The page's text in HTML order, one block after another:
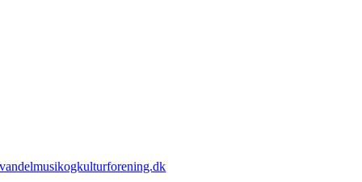
vandelmusikogkulturforening.dk